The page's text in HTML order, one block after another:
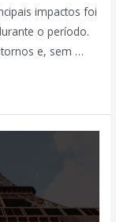
impactos foi
o período.
e, sem …